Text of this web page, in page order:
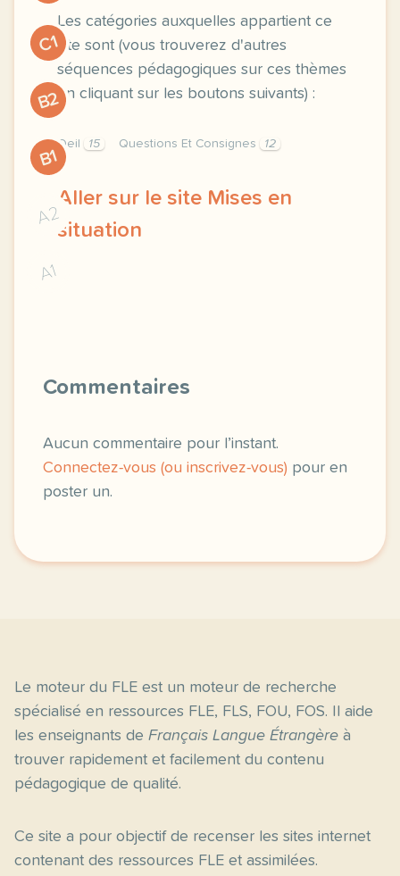
C1
B2
B1
A2
A1
Les catégories auxquelles appartient ce
site sont (vous trouverez d'autres
séquences pédagogiques sur ces thèmes
en cliquant sur les boutons suivants) :
Oeil 15 Questions Et Consignes 12
Aller sur le site Mises en
situation
Commentaires
Aucun commentaire pour l’instant.
Connectez-vous (ou inscrivez-vous) pour en
poster un.
Le moteur du FLE est un moteur de recherche
spécialisé en ressources FLE, FLS, FOU, FOS. Il aide
les enseignants de Français Langue Étrangère à
trouver rapidement et facilement du contenu
pédagogique de qualité.
Ce site a pour objectif de recenser les sites internet
contenant des ressources FLE et assimilées.